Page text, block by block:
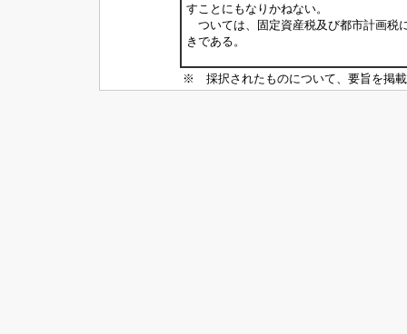
すことにもなりかねない。
ついては、固定資産税及び都市計画税
きである。
※ 採択されたものについて、要旨を掲